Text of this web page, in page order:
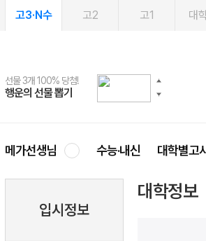
고3·N수 고2 고1 대
선물 3개 100% 당첨!
행운의 선물 뽑기
선물 100% 증정!
메가스터디 X 올리브
여름방학 스터디 캐시백
메가런 썸머스쿨
2027 러셀 단과
강사 공개선발
스마트러닝앱
설문 EVENT
메가패스
3일 무료 체험권
메가패스 수강생 무료혜택!
메가클럽 멤버십
사회공헌 캠페인
희망이룸 메가나눔
메가선생님 수능·내신 대학별고
입시정보
대학정보